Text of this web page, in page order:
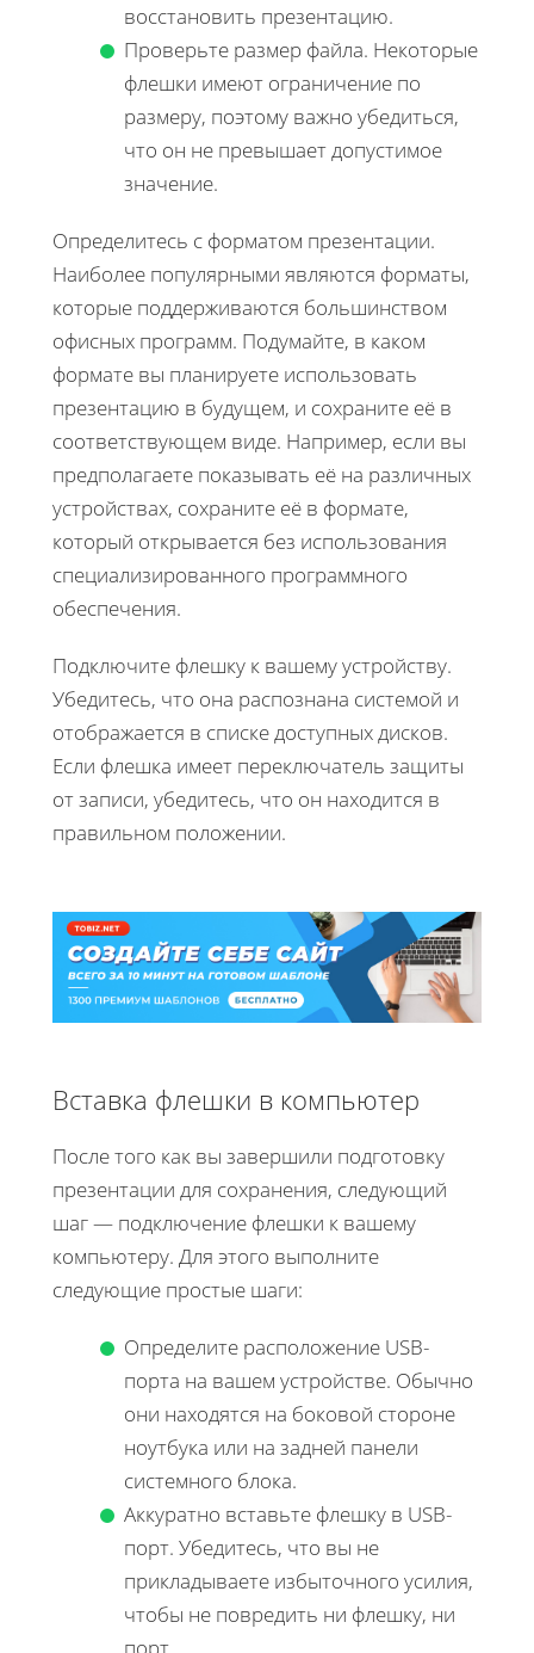
восстановить презентацию.
Проверьте размер файла. Некоторые
флешки имеют ограничение по
размеру, поэтому важно убедиться,
что он не превышает допустимое
значение.
Определитесь с форматом презентации.
Наиболее популярными являются форматы,
которые поддерживаются большинством
офисных программ. Подумайте, в каком
формате вы планируете использовать
презентацию в будущем, и сохраните её в
соответствующем виде. Например, если вы
предполагаете показывать её на различных
устройствах, сохраните её в формате,
который открывается без использования
специализированного программного
обеспечения.
Подключите флешку к вашему устройству.
Убедитесь, что она распознана системой и
отображается в списке доступных дисков.
Если флешка имеет переключатель защиты
от записи, убедитесь, что он находится в
правильном положении.
Вставка флешки в компьютер
После того как вы завершили подготовку
презентации для сохранения, следующий
шаг — подключение флешки к вашему
компьютеру. Для этого выполните
следующие простые шаги:
Определите расположение USB-
порта на вашем устройстве. Обычно
они находятся на боковой стороне
ноутбука или на задней панели
системного блока.
Аккуратно вставьте флешку в USB-
порт. Убедитесь, что вы не
прикладываете избыточного усилия,
чтобы не повредить ни флешку, ни
порт.